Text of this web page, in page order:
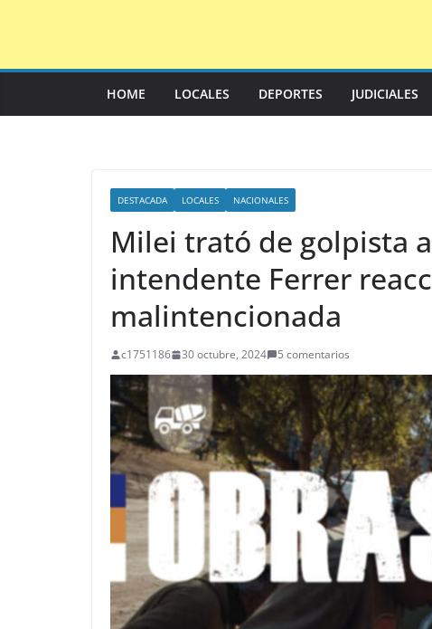
HOME LOCALES DEPORTES JUDICIALES
DESTACADA LOCALES NACIONALES
Milei trató de golpista
intendente Ferrer
malintencionada
c1751186 30 octubre, 2024 5 comentarios